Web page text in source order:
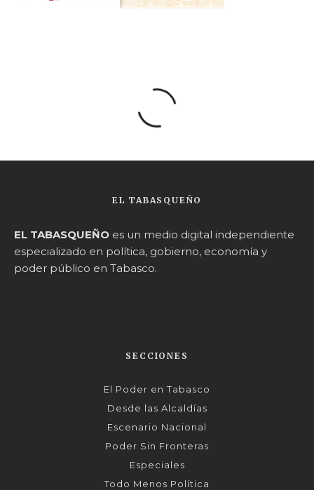
EL TABASQUEÑO
EL TABASQUEÑO es un medio digital independiente
especializado en política, gobierno, economía y
poder público en Tabasco.
SECCIONES
El Poder en Tabasco
Desde las Alcaldías
Escenario Nacional
Poder Sin Fronteras
Especiales
Todo Menos Política